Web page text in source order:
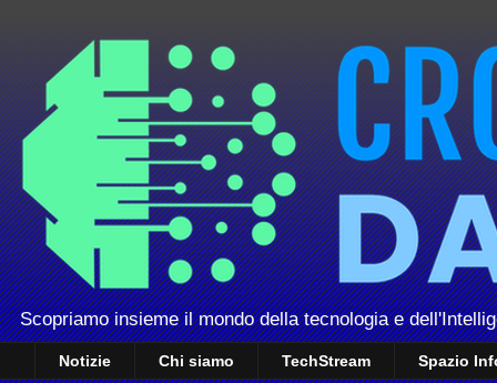
Scopriamo insieme il mondo della tecnologia e
Notizie Chi siamo TechStream Spazio